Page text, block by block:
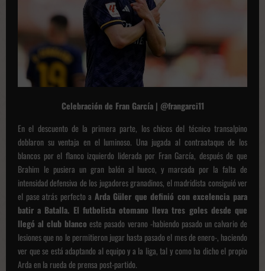
Celebración de Fran García | @frangarci11
En el descuento de la primera parte, los chicos del técnico transalpino
doblaron su ventaja en el luminoso. Una jugada al contraataque de los
blancos por el flanco izquierdo liderada por Fran García, después de que
Brahim le pusiera un gran balón al hueco, y marcada por la falta de
intensidad defensiva de los jugadores granadinos, el madridista consiguió ver
el pase atrás perfecto a Arda Güler que definió con excelencia para
batir a Batalla. El futbolista otomano lleva tres goles desde que
llegó al club blanco este pasado verano -habiendo pasado un calvario de
lesiones que no le permitieron jugar hasta pasado el mes de enero-, haciendo
ver que se está adaptando al equipo y a la liga, tal y como ha dicho el propio
Arda en la rueda de prensa post-partido.